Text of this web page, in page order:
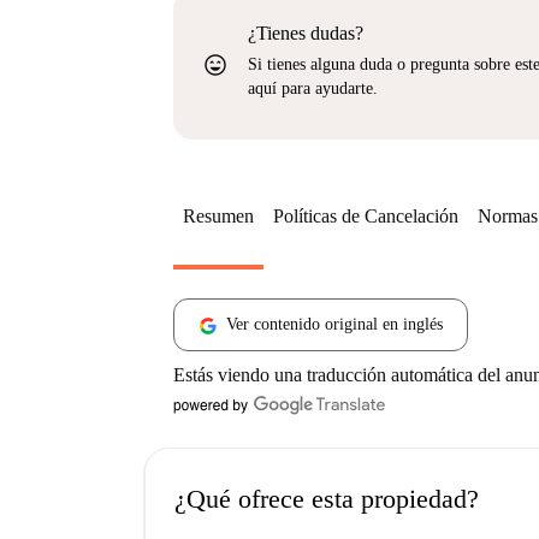
sentiment_very_satisfied
¿Tienes dudas?
Si tienes alguna duda o pregunta sobre
aquí para ayudarte.
Resumen Políticas de Cancelación
Ver contenido original en inglés
Estás viendo una traducción automática del
¿Qué ofrece esta propiedad?